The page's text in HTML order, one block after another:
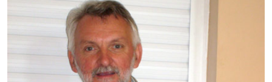
ACCÈS RAPIDE
Démarches administratives
Projets et travaux en cours